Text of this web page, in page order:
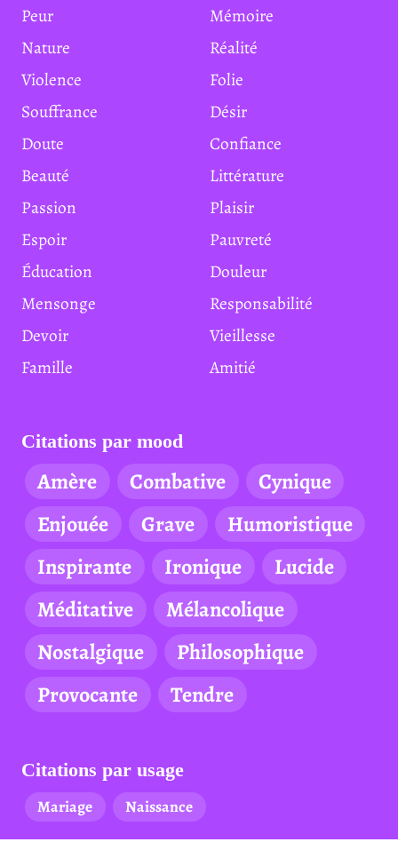
Peur
Mémoire
Nature
Réalité
Violence
Folie
Souffrance
Désir
Doute
Confiance
Beauté
Littérature
Passion
Plaisir
Espoir
Pauvreté
Éducation
Douleur
Mensonge
Responsabilité
Devoir
Vieillesse
Famille
Amitié
Citations par mood
Amère Combative
Cynique
Enjouée
Grave
Humoristique
Inspirante
Ironique
Lucide
Méditative
Mélancolique
Nostalgique
Philosophique
Provocante
Tendre
Citations par usage
Mariage
Naissance